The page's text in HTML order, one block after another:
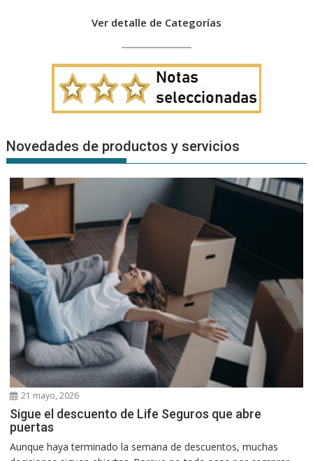
Ver detalle de Categorías
Novedades de productos y servicios
21 mayo, 2026
Sigue el descuento de Life Seguros que abre
puertas
Aunque haya terminado la semana de descuentos, muchas